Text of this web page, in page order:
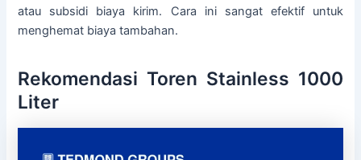
atau subsidi biaya kirim. Cara ini sangat efektif untuk
menghemat biaya tambahan.
Rekomendasi Toren Stainless 1000
Liter